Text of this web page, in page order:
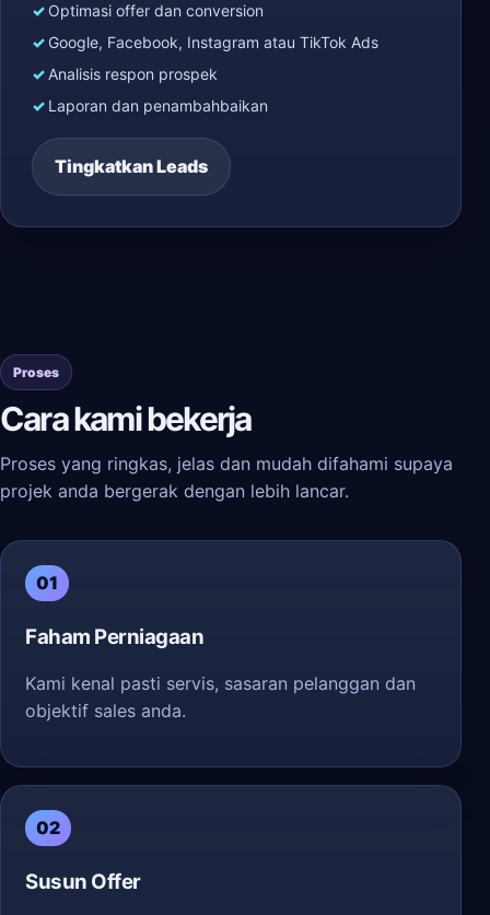
Optimasi offer dan conversion
Google, Facebook, Instagram atau TikTok Ads
Analisis respon prospek
Laporan dan penambahbaikan
Tingkatkan Leads
Proses
Cara kami bekerja
Proses yang ringkas, jelas dan mudah difahami supaya
projek anda bergerak dengan lebih lancar.
01
Faham Perniagaan
Kami kenal pasti servis, sasaran pelanggan dan
objektif sales anda.
02
Susun Offer